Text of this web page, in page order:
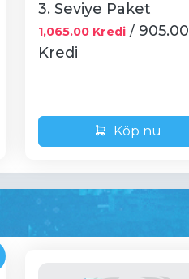
3. Seviye Paket
1,065.00 Kredi / 905.00
Kredi
Köp nu